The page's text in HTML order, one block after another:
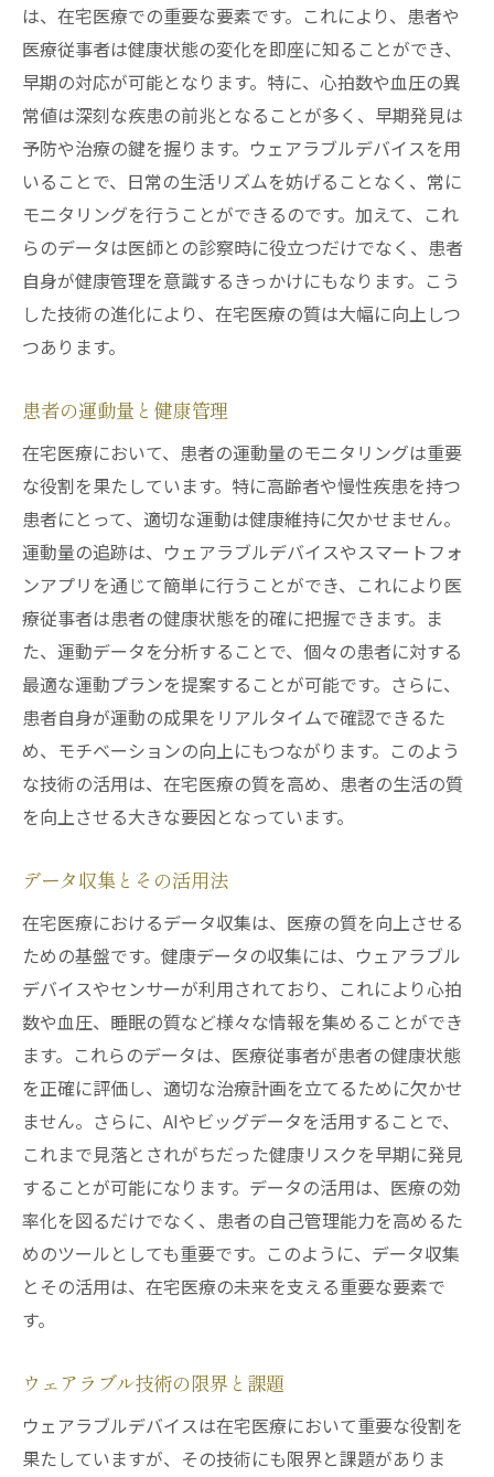
は、在宅医療での重要な要素です。これにより、患者や
医療従事者は健康状態の変化を即座に知ることができ、
早期の対応が可能となります。特に、心拍数や血圧の異
常値は深刻な疾患の前兆となることが多く、早期発見は
予防や治療の鍵を握ります。ウェアラブルデバイスを用
いることで、日常の生活リズムを妨げることなく、常に
モニタリングを行うことができるのです。加えて、これ
らのデータは医師との診察時に役立つだけでなく、患者
自身が健康管理を意識するきっかけにもなります。こう
した技術の進化により、在宅医療の質は大幅に向上しつ
つあります。
患者の運動量と健康管理
在宅医療において、患者の運動量のモニタリングは重要
な役割を果たしています。特に高齢者や慢性疾患を持つ
患者にとって、適切な運動は健康維持に欠かせません。
運動量の追跡は、ウェアラブルデバイスやスマートフォ
ンアプリを通じて簡単に行うことができ、これにより医
療従事者は患者の健康状態を的確に把握できます。ま
た、運動データを分析することで、個々の患者に対する
最適な運動プランを提案することが可能です。さらに、
患者自身が運動の成果をリアルタイムで確認できるた
め、モチベーションの向上にもつながります。このよう
な技術の活用は、在宅医療の質を高め、患者の生活の質
を向上させる大きな要因となっています。
データ収集とその活用法
在宅医療におけるデータ収集は、医療の質を向上させる
ための基盤です。健康データの収集には、ウェアラブル
デバイスやセンサーが利用されており、これにより心拍
数や血圧、睡眠の質など様々な情報を集めることができ
ます。これらのデータは、医療従事者が患者の健康状態
を正確に評価し、適切な治療計画を立てるために欠かせ
ません。さらに、AIやビッグデータを活用することで、
これまで見落とされがちだった健康リスクを早期に発見
することが可能になります。データの活用は、医療の効
率化を図るだけでなく、患者の自己管理能力を高めるた
めのツールとしても重要です。このように、データ収集
とその活用は、在宅医療の未来を支える重要な要素で
す。
ウェアラブル技術の限界と課題
ウェアラブルデバイスは在宅医療において重要な役割を
果たしていますが、その技術にも限界と課題がありま